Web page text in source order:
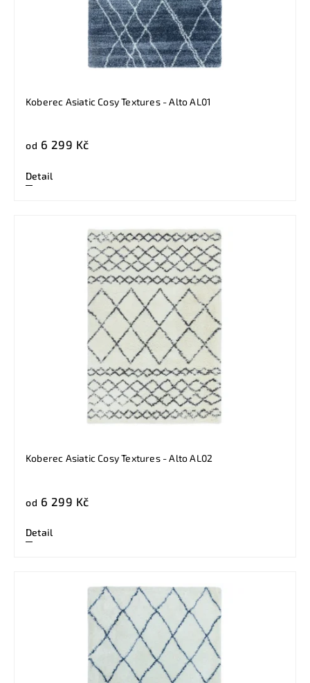
Koberec Asiatic Cosy Textures - Alto AL01
od 6 299 Kč
Detail
Koberec Asiatic Cosy Textures - Alto AL02
od 6 299 Kč
Detail